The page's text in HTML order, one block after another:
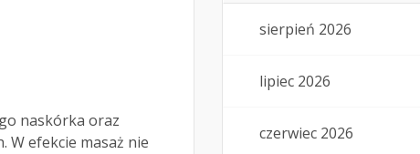
naskórka oraz
W efekcie masaż nie
sierpień 2026
lipiec 2026
czerwiec 2026